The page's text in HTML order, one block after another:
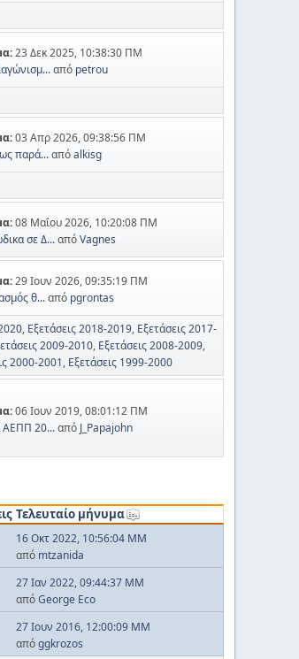
23 Δεκ 2025, 10:38:30 ΠΜ
από petrou
03 Απρ 2026, 09:38:56 ΠΜ
παρά...απόalkisg
08 Μαΐου 2026, 10:20:08 ΠΜ
σε Δ...απόVagnes
29 Ιουν 2026, 09:35:19 ΠΜ
θ...από pgrontas
Εξετάσεις 2018-2019 Εξετάσεις 2017-
2009-2010 Εξετάσεις 2008-2009
2000-2001 Εξετάσεις 1999-2000
06 Ιουν 2019, 08:01:12 ΠΜ
ΑΕΠΠ 20...από J_Papajohn
Τελευταίο μήνυμα
16 Οκτ 2022, 10:56:04 ΜΜ
από mtzanida
27 Ιαν 2022, 09:44:37 ΜΜ
απόGeorge Eco
27 Ιουν 2016, 12:00:09 ΜΜ
απόggkrozos